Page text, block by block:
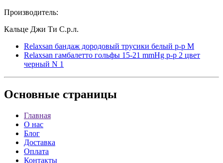
Производитель:
Кальце Джи Ти С.р.л.
Relaxsan бандаж дородовый трусики белый р-р M
Relaxsan гамбалетто гольфы 15-21 mmHg р-р 2 цвет
черный N 1
Основные страницы
Главная
О нас
Блог
Доставка
Оплата
Контакты